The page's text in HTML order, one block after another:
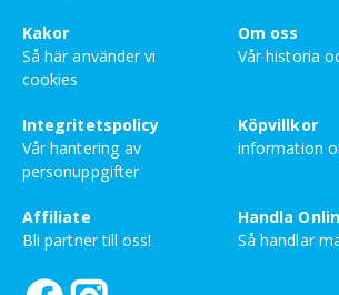
Mmmmm!
Camilla Gunnarsson januari 26, 2026
BÄST!!!!!!!!!
Tomas Jonsson december 14, 2025
Kakor
Så här använder vi
cookies
Om oss
Vår historia
Integritetspolicy
Vår hantering av
personuppgifter
Köpvillkor
information
Affiliate
Bli partner till oss!
Handla
Så handlar